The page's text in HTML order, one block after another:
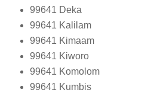
99641 Deka
99641 Kalilam
99641 Kimaam
99641 Kiworo
99641 Komolom
99641 Kumbis